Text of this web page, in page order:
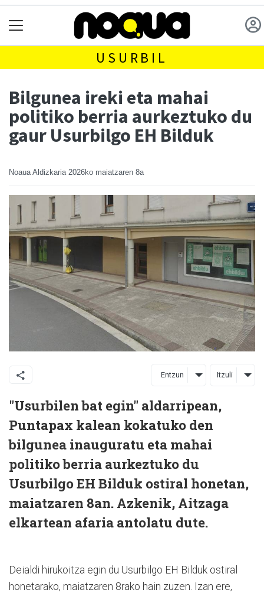
USURBIL
Bilgunea ireki eta mahai
politiko berria aurkeztuko du
gaur Usurbilgo EH Bilduk
Noaua Aldizkaria 2026ko maiatzaren 8a
Entzun Itzuli
"Usurbilen bat egin" aldarripean,
Puntapax kalean kokatuko den
bilgunea inauguratu eta mahai
politiko berria aurkeztuko du
Usurbilgo EH Bilduk ostiral honetan,
maiatzaren 8an. Azkenik, Aitzaga
elkartean afaria antolatu dute.
Deialdi hirukoitza egin du Usurbilgo EH Bilduk ostiral
honetarako, maiatzaren 8rako hain zuzen. Izan ere,